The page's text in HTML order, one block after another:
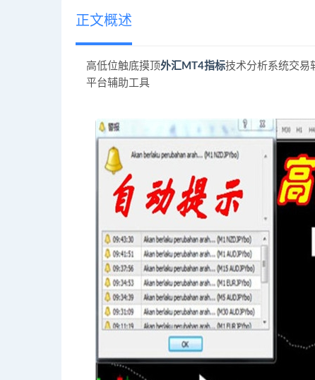
正文概述
高低位触底摸顶外汇MT4指标技术分析系统交易
平台辅助工具